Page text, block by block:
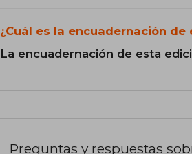
¿Cuál es la encuadernación de
La encuadernación de esta
Preguntas y respuestas